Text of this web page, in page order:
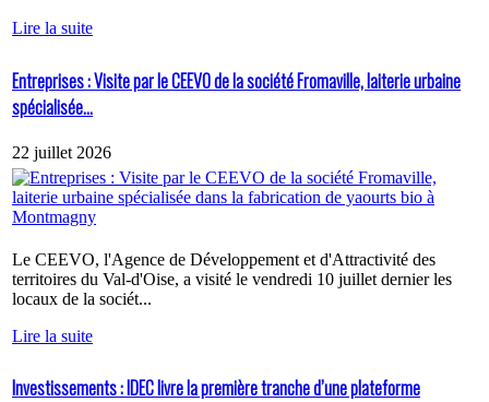
Lire la suite
Entreprises : Visite par le CEEVO de la société Fromaville, laiterie urbaine
spécialisée...
22 juillet 2026
Le CEEVO, l'Agence de Développement et d'Attractivité des
territoires du Val-d'Oise, a visité le vendredi 10 juillet dernier les
locaux de la sociét...
Lire la suite
Investissements : IDEC livre la première tranche d’une plateforme